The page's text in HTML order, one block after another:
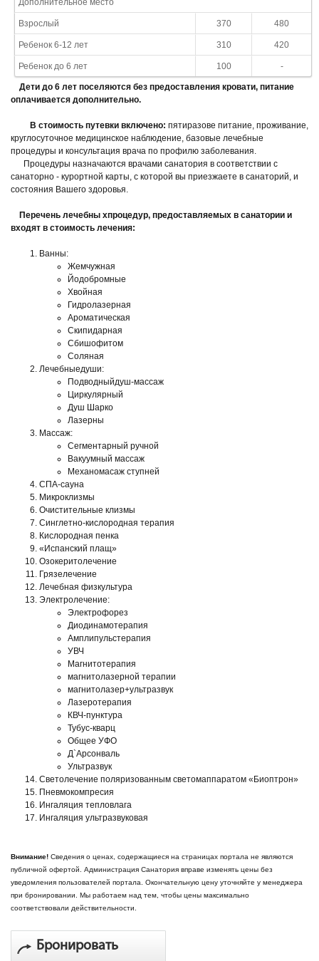
Дополнительное место
Взрослый 370 480
Ребенок 6-12 лет 310 420
Ребенок до 6 лет 100 -
Дети до 6 лет поселяются без предоставления кровати, питание
оплачивается дополнительно.
В стоимость путевки включено: пятиразове питание, проживание,
круглосуточное медицинское наблюдение, базовые лечебные
процедуры и консультация врача по профилю заболевания.
Процедуры назначаются врачами санатория в соответствии с
санаторно - курортной карты, с которой вы приезжаете в санаторий, и
состояния Вашего здоровья.
Перечень лечебны хпроцедур, предоставляемых в санатории и
входят в стоимость лечения:
Ванны:
Жемчужная
Йодобромные
Хвойная
Гидролазерная
Ароматическая
Скипидарная
Сбишофитом
Соляная
Лечебныедуши:
Подводныйдуш-массаж
Циркулярный
Душ Шарко
Лазерны
Массаж:
Сегментарный ручной
Вакуумный массаж
Механомасаж ступней
СПА-сауна
Микроклизмы
Очистительные клизмы
Синглетно-кислородная терапия
Кислородная пенка
«Испанский плащ»
Озокеритолечение
Грязелечение
Лечебная физкультура
Электролечение:
Электрофорез
Диодинамотерапия
Амплипульстерапия
УВЧ
Магнитотерапия
магнитолазерной терапии
магнитолазер+ультразвук
Лазеротерапия
КВЧ-пунктура
Тубус-кварц
Общее УФО
Д`Арсонваль
Ультразвук
Светолечение поляризованным светомаппаратом «Биоптрон»
Пневмокомпресия
Ингаляция тепловлага
Ингаляция ультразвуковая
Внимание! Сведения о ценах, содержащиеся на страницах портала не являются
публичной офертой. Администрация Санатория вправе изменять цены без
уведомления пользователей портала. Окончательную цену уточняйте у менеджера
при бронировании. Мы работаем над тем, чтобы цены максимально
соответствовали действительности.
Бронировать